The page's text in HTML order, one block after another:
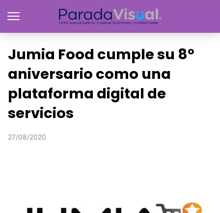
Jumia Food cumple su 8º
aniversario como una
plataforma digital de
servicios
27/08/2020